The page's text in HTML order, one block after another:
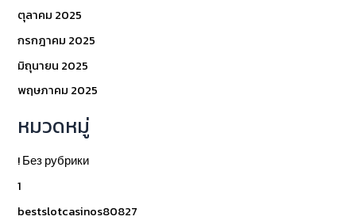
ตุลาคม 2025
กรกฎาคม 2025
มิถุนายน 2025
พฤษภาคม 2025
หมวดหมู่
! Без рубрики
1
bestslotcasinos80827